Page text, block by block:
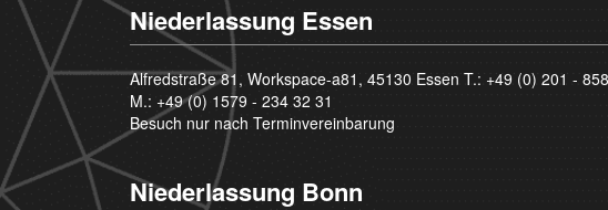
Niederlassung Essen
Alfredstraße 81, Workspace-a81, 45130 Essen T.: +49 (0) 201 -
M.: +49 (0) 1579 - 234 32 31
Besuch nur nach Terminvereinbarung
Niederlassung Bonn